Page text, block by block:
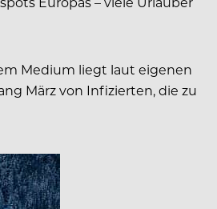
Medium liegt laut eigenen
März von Infizierten, die zu